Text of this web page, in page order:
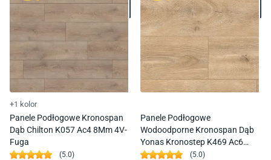
+1 kolor
Panele Podłogowe Kronospan
Dąb Chilton K057 Ac4 8Mm 4V-
Fuga
(5.0)
Panele Podłogowe
Wodoodporne Kronospan Dąb
Yonas Kronostep K469 Ac6
10Mm
(5.0)